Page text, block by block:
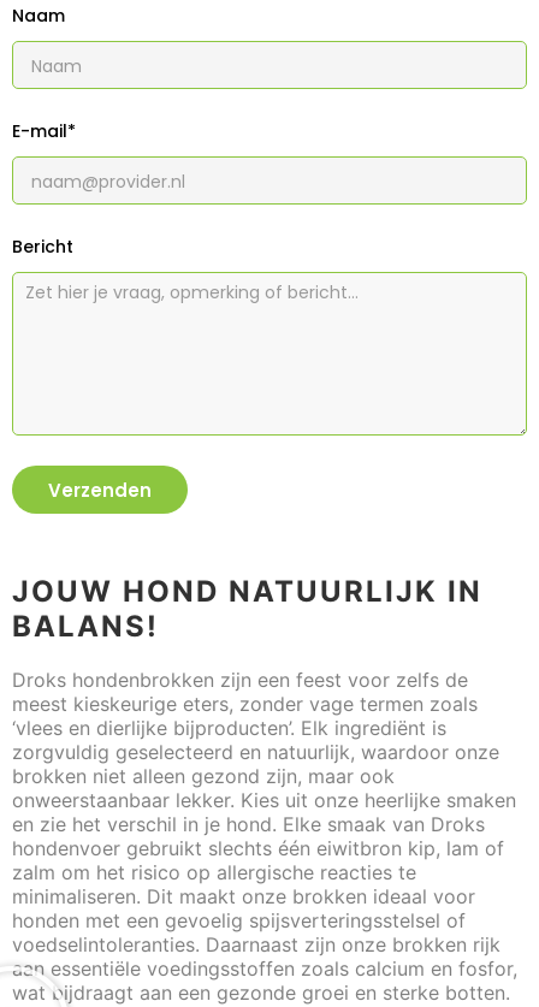
Naam
E-mail*
Bericht
Verzenden
JOUW HOND NATUURLIJK IN
BALANS!
Droks hondenbrokken zijn een feest voor zelfs de
meest kieskeurige eters, zonder vage termen zoals
‘vlees en dierlijke bijproducten’. Elk ingrediënt is
zorgvuldig geselecteerd en natuurlijk, waardoor onze
brokken niet alleen gezond zijn, maar ook
onweerstaanbaar lekker. Kies uit onze heerlijke smaken
en zie het verschil in je hond. Elke smaak van Droks
hondenvoer gebruikt slechts één eiwitbron kip, lam of
zalm om het risico op allergische reacties te
minimaliseren. Dit maakt onze brokken ideaal voor
honden met een gevoelig spijsverteringsstelsel of
voedselintoleranties. Daarnaast zijn onze brokken rijk
aan essentiële voedingsstoffen zoals calcium en fosfor,
wat bijdraagt aan een gezonde groei en sterke botten.